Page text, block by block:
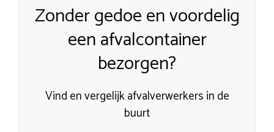
Zonder gedoe en voordelig
een afvalcontainer
bezorgen?
Vind en vergelijk afvalverwerkers in de
buurt